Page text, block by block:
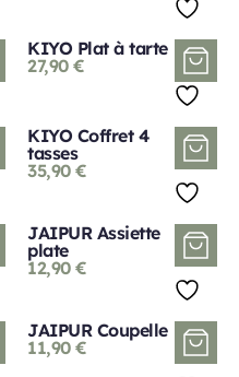
KIYO Plat à tarte
27,90 €
KIYO Coffret 4
tasses
35,90 €
JAIPUR Assiette
plate
12,90 €
JAIPUR Coupelle
11,90 €